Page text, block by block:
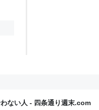
ない人 - 四条通り週末.com